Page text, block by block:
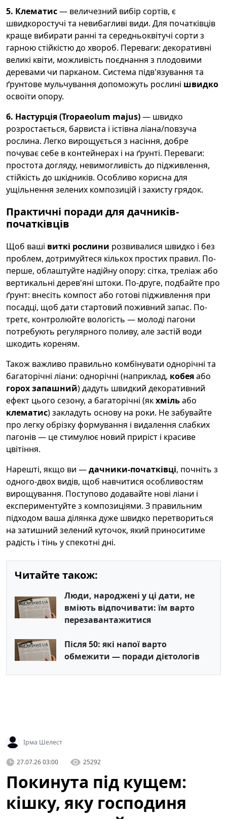
5. Клематис— величезний вибір сортів, є
швидкоростучі та невибагливі види. Для початківців
краще вибирати ранні та середньоквітучі сорти з
гарною стійкістю до хвороб. Переваги: декоративні
великі квіти, можливість поєднання з плодовими
деревами чи парканом. Система підв'язування та
ґрунтове мульчування допоможуть рослині швидко
освоїти опору.
6. Настурція (Tropaeolum majus)— швидко
розростається, барвиста і їстівна ліана/повзуча
рослина. Легко вирощується з насіння, добре
почуває себе в контейнерах і на ґрунті. Переваги:
простота догляду, невимогливість до підживлення,
стійкість до шкідників. Особливо корисна для
ущільнення зелених композицій і захисту грядок.
Практичні поради для дачників-
початківців
Щоб ваші виткі рослини розвивалися швидко і без
проблем, дотримуйтеся кількох простих правил. По-
перше, облаштуйте надійну опору: сітка, треліаж або
вертикальні дерев'яні штоки. По-друге, подбайте про
ґрунт: внесіть компост або готові підживлення при
посадці, щоб дати стартовий поживний запас. По-
третє, контролюйте вологість — молоді пагони
потребують регулярного поливу, але застій води
шкодить кореням.
Також важливо правильно комбінувати однорічні та
багаторічні ліани: однорічні (наприклад, кобеяабо
горох запашний) дадуть швидкий декоративний
ефект цього сезону, а багаторічні (якхмільабо
клематис) закладуть основу на роки. Не забувайте
про легку обрізку формування і видалення слабких
пагонів — це стимулює новий приріст і красиве
цвітіння.
Нарешті, якщо ви —дачники-початківці, почніть з
одного-двох видів, щоб навчитися особливостям
вирощування. Поступово додавайте нові ліани і
експериментуйте з композиціями. З правильним
підходом ваша ділянка дуже швидко перетвориться
на затишний зелений куточок, який приноситиме
радість і тінь у спекотні дні.
Читайте також:
Люди, народжені у ці дати, не
вміють відпочивати: їм варто
перезавантажитися
Після 50: які напої варто
обмежити — поради дієтологів
Ірма Шелест
27.07.26 03:00 25292
Покинута під кущем:
кішку, яку господиня